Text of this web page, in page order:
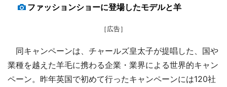
ファッションショーに登場したモデルと羊
［広告］
同キャンペーンは、チャールズ皇太子が提唱した、国や
業種を越えた羊毛に携わる企業・業界による世界的キャン
ペーン。昨年英国で初めて行ったキャンペーンには120社